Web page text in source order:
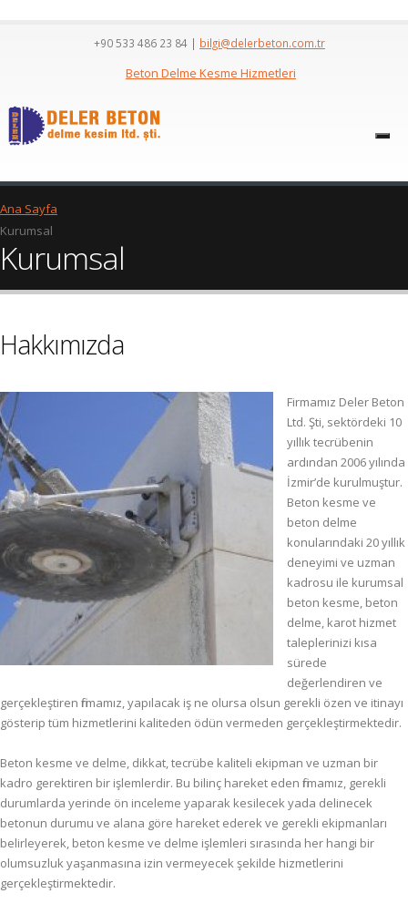
+90 533 486 23 84 | bilgi@delerbeton.com.tr
Beton Delme Kesme Hizmetleri
Ana Sayfa
Kurumsal
Kurumsal
Hakkımızda
Firmamız Deler Beton
Ltd. Şti, sektördeki 10
yıllık tecrübenin
ardından 2006 yılında
İzmir’de kurulmuştur.
Beton kesme ve
beton delme
konularındaki 20 yıllık
deneyimi ve uzman
kadrosu ile kurumsal
beton kesme, beton
delme, karot hizmet
taleplerinizi kısa
sürede
değerlendiren ve
gerçekleştiren firmamız, yapılacak iş ne olursa olsun gerekli özen ve itinayı
gösterip tüm hizmetlerini kaliteden ödün vermeden gerçekleştirmektedir.
Beton kesme ve delme, dikkat, tecrübe kaliteli ekipman ve uzman bir
kadro gerektiren bir işlemlerdir. Bu bilinç hareket eden firmamız, gerekli
durumlarda yerinde ön inceleme yaparak kesilecek yada delinecek
betonun durumu ve alana göre hareket ederek ve gerekli ekipmanları
belirleyerek, beton kesme ve delme işlemleri sırasında her hangi bir
olumsuzluk yaşanmasına izin vermeyecek şekilde hizmetlerini
gerçekleştirmektedir.